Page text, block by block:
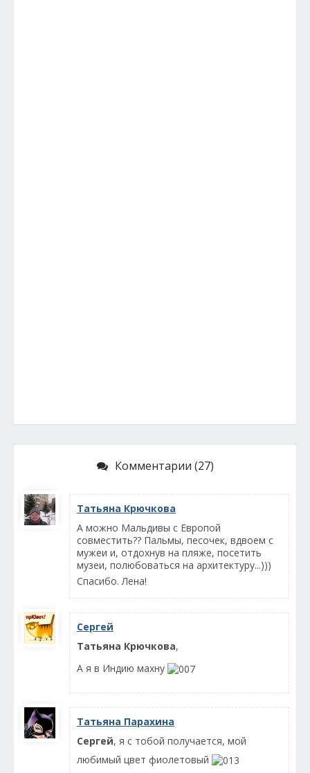
Комментарии (27)
Татьяна Крючкова
А можно Мальдивы с Европой
совместить?? Пальмы, песочек, вдвоем с
мужеи и, отдохнув на пляже, посетить
музеи, полюбоваться на архитектуру...)))
Спасибо. Лена!
Сергей
Татьяна Крючкова,
А я в Индию махну
Татьяна Парахина
Сергей, я с тобой получается, мой
любимый цвет фиолетовый